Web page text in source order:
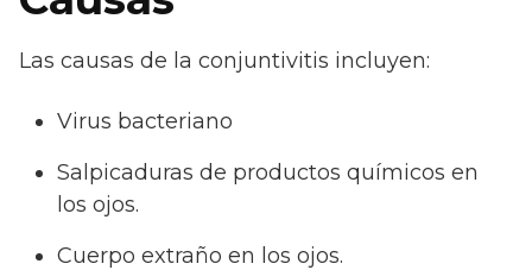
Las causas de la conjuntivitis incluyen:
Virus bacteriano
Salpicaduras de productos químicos en
los ojos.
Cuerpo extraño en los ojos.